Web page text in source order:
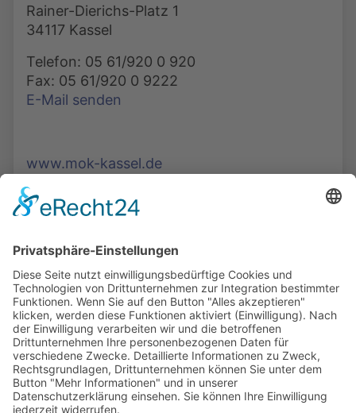
Rainer-Dierichs-Platz 1
34117 Kassel
Telefon: 05 61/920 0 920
Fax: 05 61/920 0 9222
E-Mail senden
www.mok-kassel.de
Podcasts, Themen und Informationen.
Entdecken Sie unser Forum für Medien, Bildung
und Demokratie - jederzeit und überall
verfügbar.
Mehr erfahren